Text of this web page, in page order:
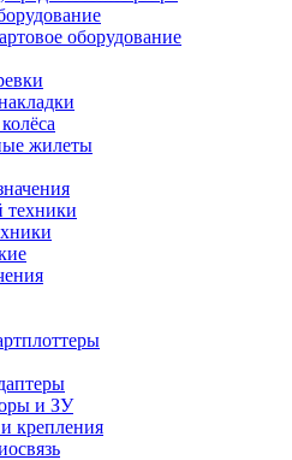
оборудование
жилеты
техники
и ЗУ
крепления